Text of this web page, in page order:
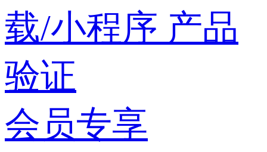
载/小程序 产品
验证
会员专享